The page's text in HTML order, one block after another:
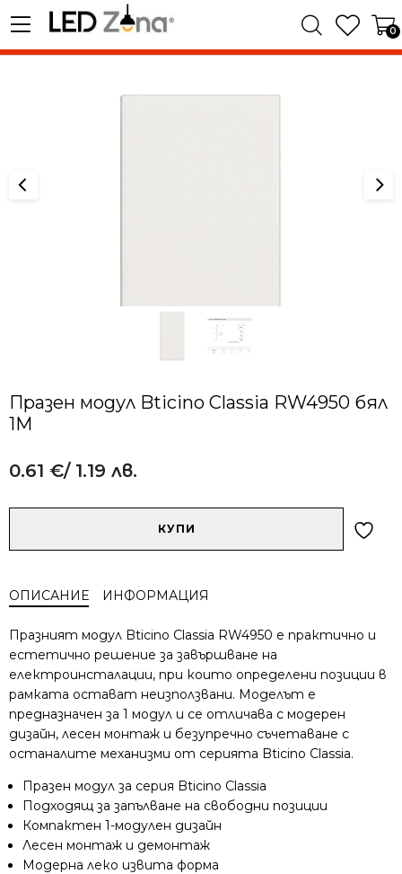
0
Празен модул Bticino Classia RW4950 бял
1M
0.61 €/ 1.19 лв.
Bticino
RW4950
бял
1M
КУПИ
ОПИСАНИЕ ИНФОРМАЦИЯ
Празният модул Bticino Classia RW4950 е практично и
естетично решение за завършване на
електроинсталации, при които определени позиции в
рамката остават неизползвани. Моделът е
предназначен за 1 модул и се отличава с модерен
дизайн, лесен монтаж и безупречно съчетаване с
останалите механизми от серията Bticino Classia.
Празен модул за серия Bticino Classia
Подходящ за запълване на свободни позиции
Компактен 1-модулен дизайн
Лесен монтаж и демонтаж
Модерна леко извита форма